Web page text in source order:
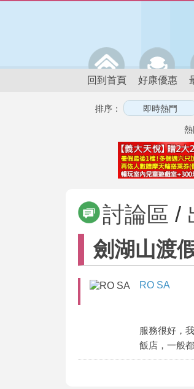
回到首頁 好康優惠
排序：
熱
討論區 /
劍湖山渡
RO SA
服務很好，
飯店，一般